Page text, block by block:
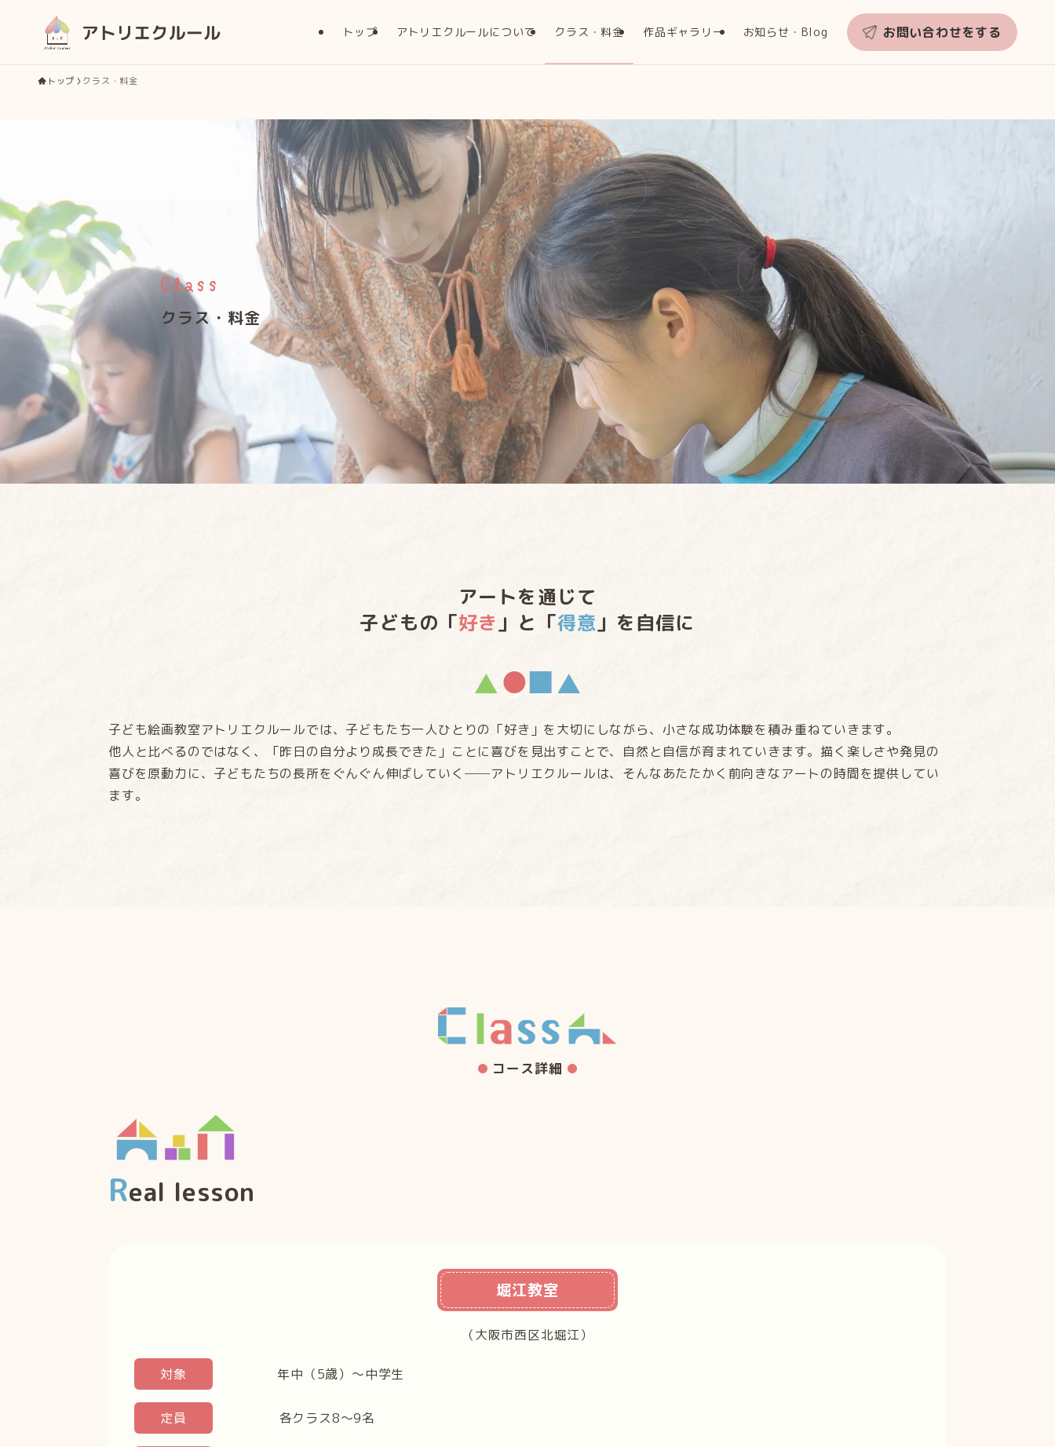
トップ アトリエクルールについて クラス・料金 作品ギャラリー お知らせ・Blog お問い合わせをする
トップ クラス・料金
クラス・料金
アートを通じて
子どもの 「好き」と「得意」を自信に
子ども絵画教室アトリエクルールでは、子どもたち一人ひとりの「好き」を大切にしながら、小さな成功体験を積み重ねていきます。
他人と比べるのではなく、「昨日の自分より成長できた」ことに喜びを見出すことで、自然と自信が育まれていきます。描く楽しさや発見の
喜びを原動力に、子どもたちの長所をぐんぐん伸ばしていく──アトリエクルールは、そんなあたたかく前向きなアートの時間を提供してい
ます。
コース詳細
Real lesson
堀江教室
（大阪市西区北堀江）
対象 年中（5歳）〜中学生
定員 各クラス8〜9名